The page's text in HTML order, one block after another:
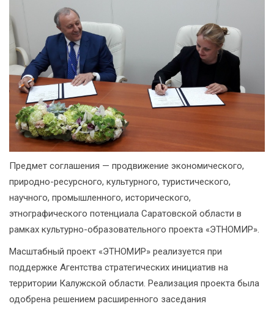
Предмет соглашения — продвижение экономического,
природно-ресурсного, культурного, туристического,
научного, промышленного, исторического,
этнографического потенциала Саратовской области в
рамках культурно-образовательного проекта «ЭТНОМИР».
Масштабный проект «ЭТНОМИР» реализуется при
поддержке Агентства стратегических инициатив на
территории Калужской области. Реализация проекта была
одобрена решением расширенного заседания